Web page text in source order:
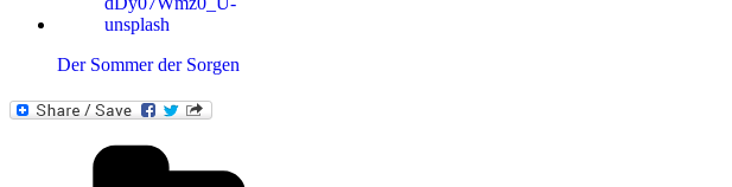
Der Sommer der Sorgen